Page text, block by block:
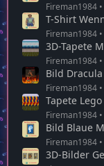
Fireman1984
T-Shirt
Fireman1984
3D-Tapete
Fireman1984
Bild Dracula
Fireman1984
Tapete Lego
Fireman1984
Bild Blaue
Fireman1984
3D-Bilder